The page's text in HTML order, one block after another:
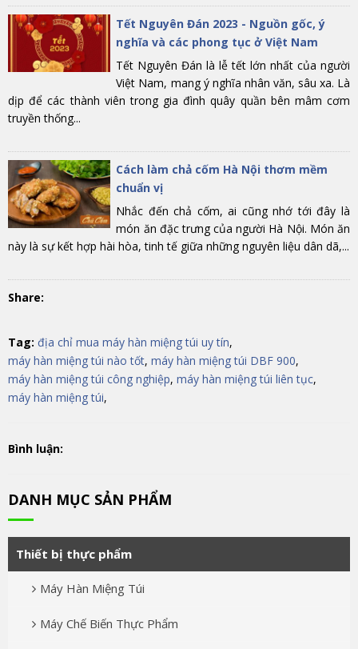
Tết Nguyên Đán 2023 - Nguồn gốc, ý
nghĩa và các phong tục ở Việt Nam
Tết Nguyên Đán là lễ tết lớn nhất của người
Việt Nam, mang ý nghĩa nhân văn, sâu xa. Là
dịp để các thành viên trong gia đình quây quần bên mâm cơm
truyền thống...
Cách làm chả cốm Hà Nội thơm mềm
chuẩn vị
Nhắc đến chả cốm, ai cũng nhớ tới đây là
món ăn đặc trưng của người Hà Nội. Món ăn
này là sự kết hợp hài hòa, tinh tế giữa những nguyên liệu dân dã,...
Share:
Tag: địa chỉ mua máy hàn miệng túi uy tín,
máy hàn miệng túi nào tốt, máy hàn miệng túi DBF 900,
máy hàn miệng túi công nghiệp, máy hàn miệng túi liên tục,
máy hàn miệng túi,
Bình luận:
DANH MỤC SẢN PHẨM
Thiết bị thực phẩm
Máy Hàn Miệng Túi
Máy Chế Biến Thực Phẩm